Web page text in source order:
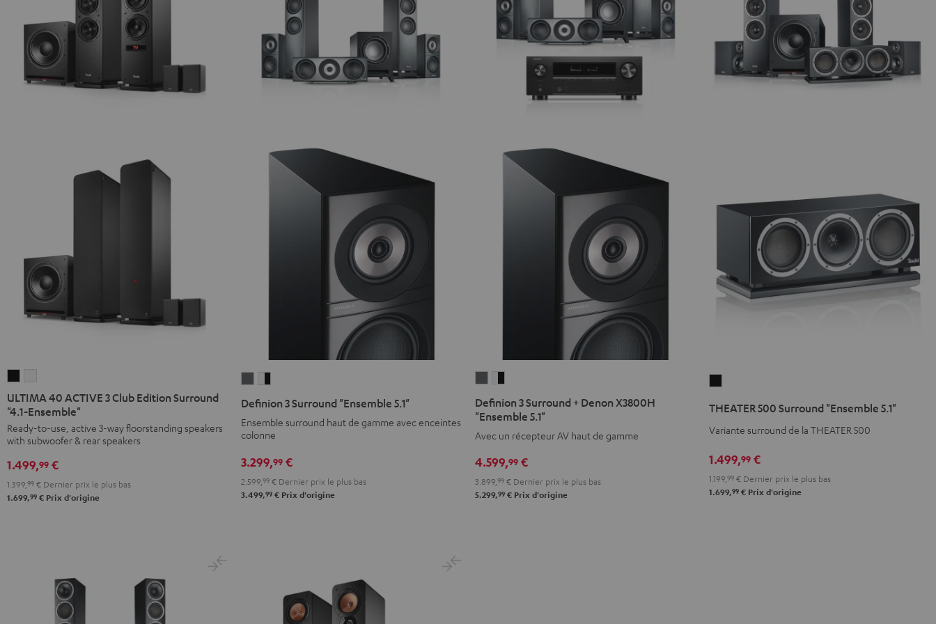
40
ACTIVE
3
Club
Edition
"4.1-
40
ACTIVE
3
Club
Edition
"4.1-
ULTIMA 40 ACTIVE 3 Club Edition Surround
"4.1-Ensemble"
Ready-to-use, active 3-way floorstanding speakers
with subwoofer & rear speakers
1.499,99 €
1.399, 99 € Dernier prix le plus bas
1.699,99 € Prix d'origine
"Ensemble
Anthracite
"Ensemble
Blanc
/
Noir
Definion 3 Surround "Ensemble 5.1"
Ensemble surround haut de gamme avec enceintes
colonne
3.299,99 €
2.599, 99 € Dernier prix le plus bas
3.499,99 € Prix d'origine
3
Surround
X3800H
"Ensemble
5.1"
Surround
Denon
X3800H
"Ensemble
5.1"
Definion 3 Surround + Denon X3800H
"Ensemble 5.1"
Avec un récepteur AV haut de gamme
4.599,99 €
3.899,99 € Dernier prix le plus bas
5.299,99 € Prix d'origine
Surround
"Ensemble
Noir
THEATER 500 Surround "Ensemble 5.1"
Variante surround de la THEATER 500
1.499,99 €
1.199,99 € Dernier prix le plus bas
1.699,99 € Prix d'origine